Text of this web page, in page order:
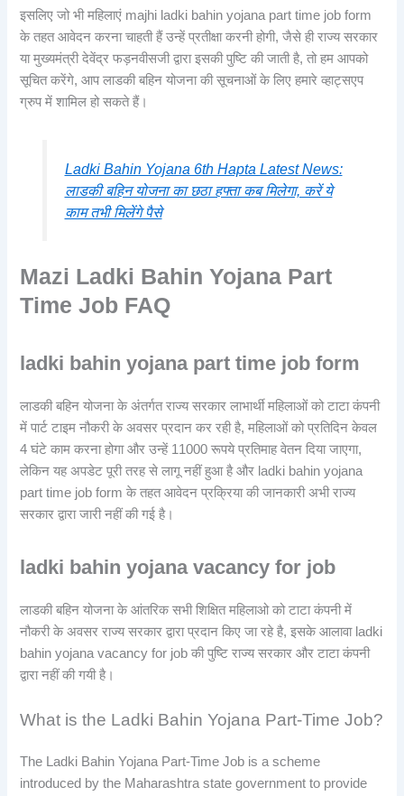
इसलिए जो भी महिलाएं majhi ladki bahin yojana part time job form
के तहत आवेदन करना चाहती हैं उन्हें प्रतीक्षा करनी होगी, जैसे ही राज्य सरकार
या मुख्यमंत्री देवेंद्र फड़नवीसजी द्वारा इसकी पुष्टि की जाती है, तो हम आपको
सूचित करेंगे, आप लाडकी बहिन योजना की सूचनाओं के लिए हमारे व्हाट्सएप
ग्रुप में शामिल हो सकते हैं।
Ladki Bahin Yojana 6th Hapta Latest News:
लाडकी बहिन योजना का छठा हफ्ता कब मिलेगा, करें ये
काम तभी मिलेंगे पैसे
Mazi Ladki Bahin Yojana Part
Time Job FAQ
ladki bahin yojana part time job form
लाडकी बहिन योजना के अंतर्गत राज्य सरकार लाभार्थी महिलाओं को टाटा कंपनी
में पार्ट टाइम नौकरी के अवसर प्रदान कर रही है, महिलाओं को प्रतिदिन केवल
4 घंटे काम करना होगा और उन्हें 11000 रूपये प्रतिमाह वेतन दिया जाएगा,
लेकिन यह अपडेट पूरी तरह से लागू नहीं हुआ है और ladki bahin yojana
part time job form के तहत आवेदन प्रक्रिया की जानकारी अभी राज्य
सरकार द्वारा जारी नहीं की गई है।
ladki bahin yojana vacancy for job
लाडकी बहिन योजना के आंतरिक सभी शिक्षित महिलाओ को टाटा कंपनी में
नौकरी के अवसर राज्य सरकार द्वारा प्रदान किए जा रहे है, इसके आलावा ladki
bahin yojana vacancy for job की पुष्टि राज्य सरकार और टाटा कंपनी
द्वारा नहीं की गयी है।
What is the Ladki Bahin Yojana Part-Time Job?
The Ladki Bahin Yojana Part-Time Job is a scheme
introduced by the Maharashtra state government to provide